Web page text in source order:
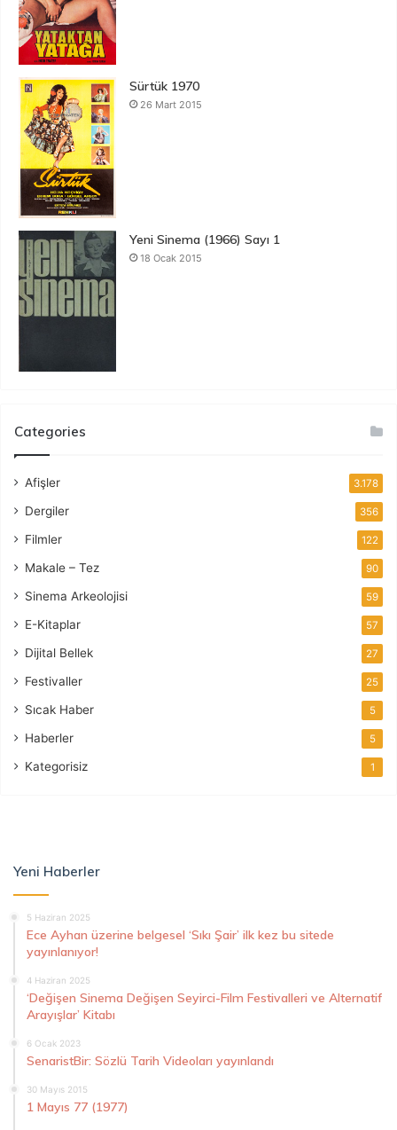
Sürtük 1970
26 Mart 2015
Yeni Sinema (1966) Sayı 1
18 Ocak 2015
Categories
Afişler 3.178
Dergiler 356
Filmler 122
Makale – Tez 90
Sinema Arkeolojisi 59
E-Kitaplar 57
Dijital Bellek 27
Festivaller 25
Sıcak Haber 5
Haberler 5
Kategorisiz 1
Yeni Haberler
5 Haziran 2025
Ece Ayhan üzerine belgesel ‘Sıkı Şair’ ilk kez bu sitede
yayınlanıyor!
4 Haziran 2025
‘Değişen Sinema Değişen Seyirci-Film Festivalleri ve Alternatif
Arayışlar’ Kitabı
6 Ocak 2023
SenaristBir: Sözlü Tarih Videoları yayınlandı
30 Mayıs 2015
1 Mayıs 77 (1977)